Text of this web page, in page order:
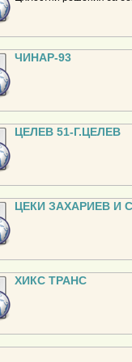
ЧИНАР-93
ЦЕЛЕВ 51-Г.ЦЕЛЕВ
ЦЕКИ ЗАХАРИЕВ И
ХИКС ТРАНС